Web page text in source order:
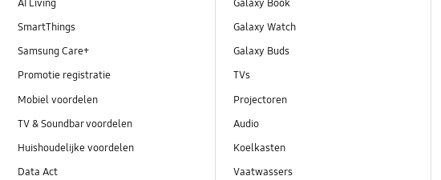
AI Living
SmartThings
Samsung Care+
Promotie registratie
Mobiel voordelen
TV & Soundbar voordelen
Huishoudelijke voordelen
Data Act
Galaxy Book
Galaxy Watch
Galaxy Buds
TVs
Projectoren
Audio
Koelkasten
Vaatwassers